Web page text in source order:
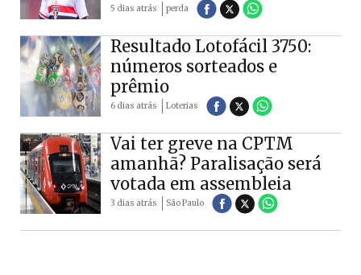
5 dias atrás perda
Resultado Lotofácil 3750:
números sorteados e
prêmio
6 dias atrás Loterias
Vai ter greve na CPTM
amanhã? Paralisação será
votada em assembleia
3 dias atrás São Paulo